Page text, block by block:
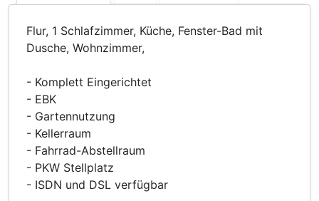
Flur, 1 Schlafzimmer, Küche, Fenster-Bad mit
Dusche, Wohnzimmer,
- Komplett Eingerichtet
- EBK
- Gartennutzung
- Kellerraum
- Fahrrad-Abstellraum
- PKW Stellplatz
- ISDN und DSL verfügbar